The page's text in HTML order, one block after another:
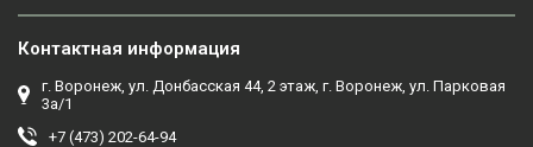
Контактная информация
г. Воронеж, ул. Донбасская 44, 2 этаж, г. Воронеж, ул. Парковая
3а/1
+7 (473) 202-64-94